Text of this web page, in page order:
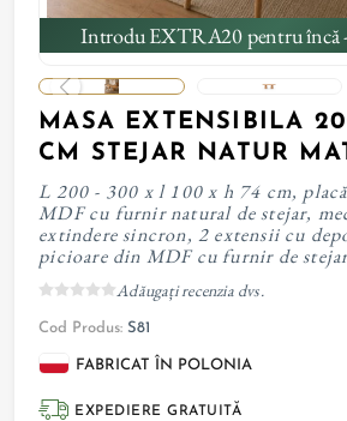
Introdu EXTRA20 pentru încă -
MASA EXTENSIBILA
CM STEJAR NATUR
L 200 - 300 x l 100 x h 74 cm,
MDF cu furnir natural de stejar,
extindere sincron, 2 extensii cu
picioare din MDF cu furnir de
Adăugați recenzia dvs.
Cod Produs: S81
FABRICAT ÎN POLONIA
EXPEDIERE GRATUITĂ